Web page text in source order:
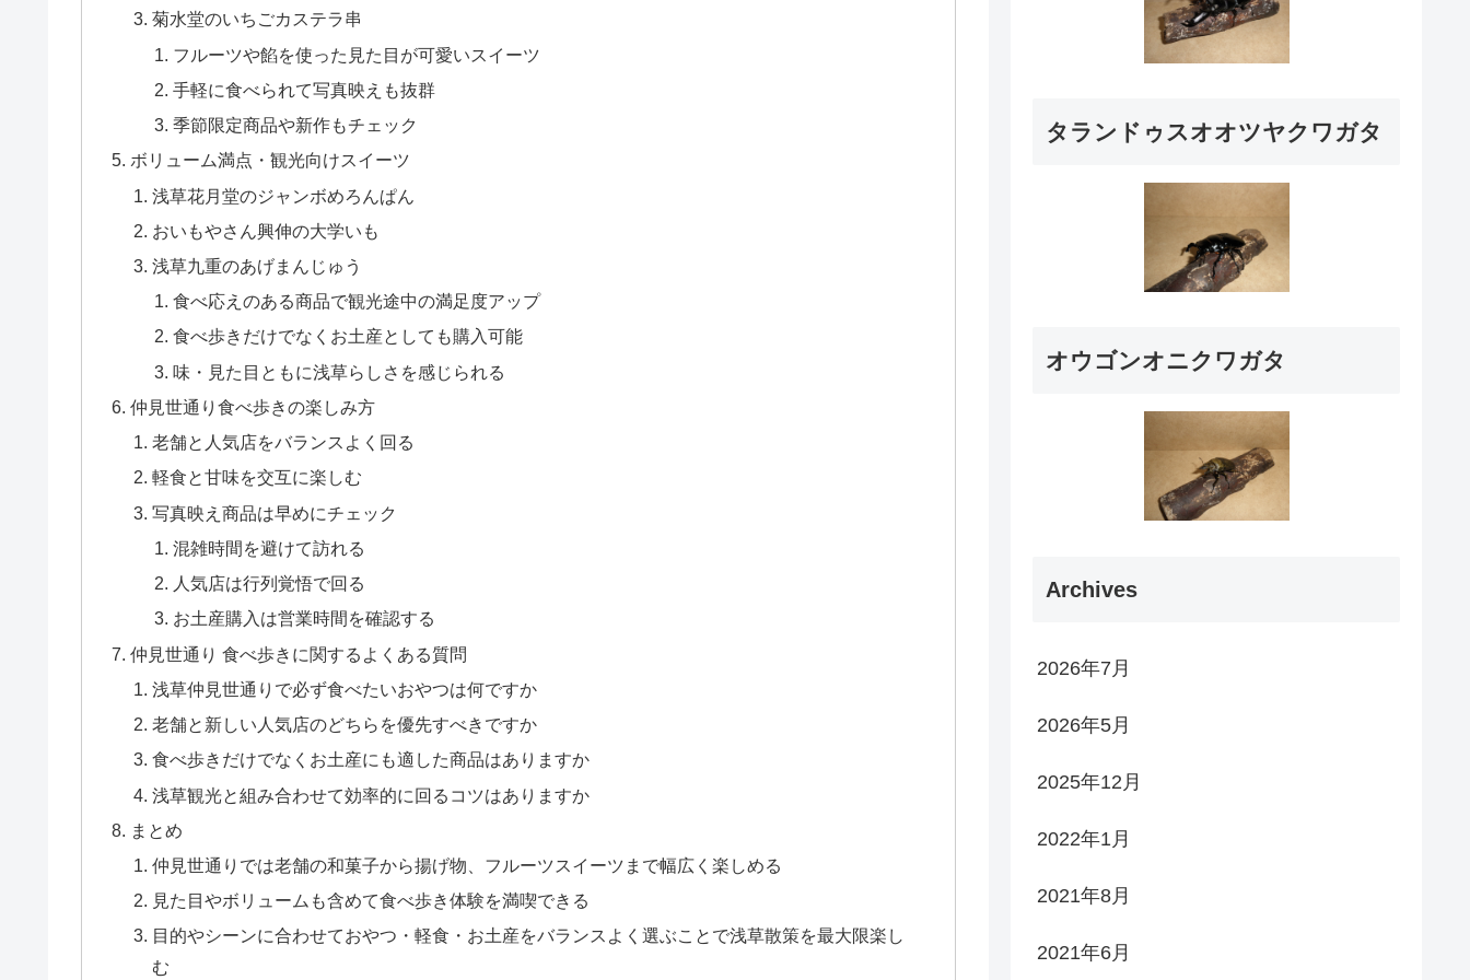
菊水堂のいちごカステラ串
フルーツや餡を使った見た目が可愛いスイーツ
手軽に食べられて写真映えも抜群
季節限定商品や新作もチェック
ボリューム満点・観光向けスイーツ
浅草花月堂のジャンボめろんぱん
おいもやさん興伸の大学いも
浅草九重のあげまんじゅう
食べ応えのある商品で観光途中の満足度アップ
食べ歩きだけでなくお土産としても購入可能
味・見た目ともに浅草らしさを感じられる
仲見世通り食べ歩きの楽しみ方
老舗と人気店をバランスよく回る
軽食と甘味を交互に楽しむ
写真映え商品は早めにチェック
混雑時間を避けて訪れる
人気店は行列覚悟で回る
お土産購入は営業時間を確認する
仲見世通り 食べ歩きに関するよくある質問
浅草仲見世通りで必ず食べたいおやつは何ですか
老舗と新しい人気店のどちらを優先すべきですか
食べ歩きだけでなくお土産にも適した商品はありますか
浅草観光と組み合わせて効率的に回るコツはありますか
まとめ
仲見世通りでは老舗の和菓子から揚げ物、フルーツスイーツまで幅広く楽しめる
見た目やボリュームも含めて食べ歩き体験を満喫できる
目的やシーンに合わせておやつ・軽食・お土産をバランスよく選ぶことで浅草散策を最大限楽し
む
タランドゥスオオツヤクワガタ
オウゴンオニクワガタ
Archives
2026年7月
2026年5月
2025年12月
2022年1月
2021年8月
2021年6月